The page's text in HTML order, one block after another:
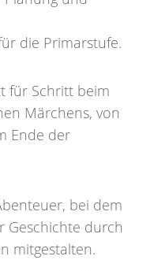
die Primarstufe.
für Schritt beim
Märchens, von
Ende der
bei dem
Geschichte durch
mitgestalten.